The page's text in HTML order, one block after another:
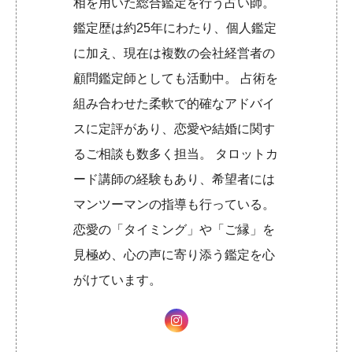
相を用いた総合鑑定を行う占い師。
鑑定歴は約25年にわたり、個人鑑定
に加え、現在は複数の会社経営者の
顧問鑑定師としても活動中。 占術を
組み合わせた柔軟で的確なアドバイ
スに定評があり、恋愛や結婚に関す
るご相談も数多く担当。 タロットカ
ード講師の経験もあり、希望者には
マンツーマンの指導も行っている。
恋愛の「タイミング」や「ご縁」を
見極め、心の声に寄り添う鑑定を心
がけています。